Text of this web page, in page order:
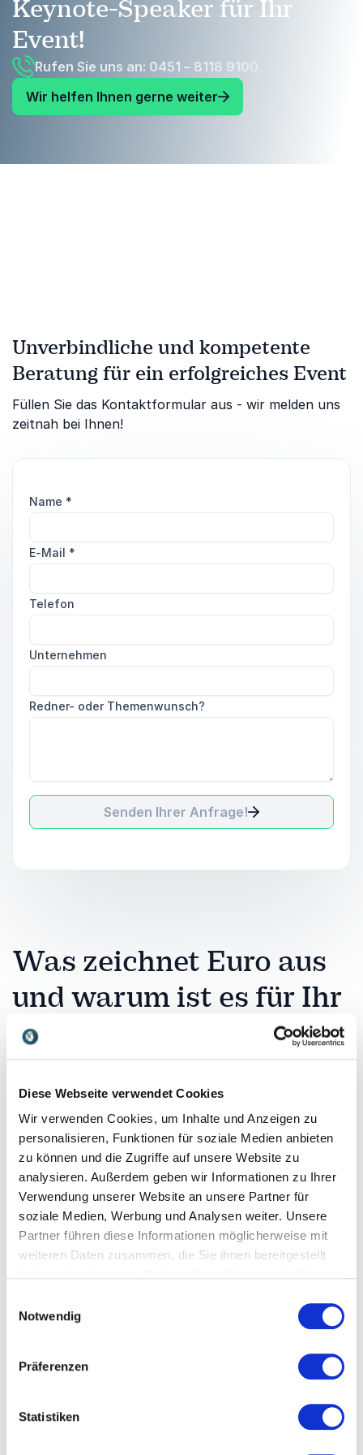
Diese Webseite verwendet Cookies
Wir verwenden Cookies, um Inhalte und Anzeigen zu
personalisieren, Funktionen für soziale Medien anbieten
zu können und die Zugriffe auf unsere Website zu
analysieren. Außerdem geben wir Informationen zu Ihrer
Verwendung unserer Website an unsere Partner für
soziale Medien, Werbung und Analysen weiter. Unsere
Partner führen diese Informationen möglicherweise mit
weiteren Daten zusammen, die Sie ihnen bereitgestellt
Notwendig
Präferenzen
Statistiken
Keynote-Speaker für Ihr
Event!
Rufen Sie uns an: 0451 – 8118 9100
Wir helfen Ihnen gerne weiter
Unverbindliche und kompetente
Beratung für ein erfolgreiches Event
Füllen Sie das Kontaktformular aus - wir melden uns
zeitnah bei Ihnen!
Name *
E-Mail *
Telefon
Unternehmen
Redner- oder Themenwunsch?
Senden Ihrer Anfrage!
Was zeichnet Euro aus
und warum ist es für Ihr
Unternehmen relevant?
beeinflusst Handel, Inflation, Zinssätze, Investitionen
und die wirtschaftliche Stabilität Europas. Für
Unternehmen ist es entscheidend zu verstehen, wie
geldpolitische Entscheidungen, Finanzkrisen oder
geopolitische Entwicklungen den Euroraum
verändern. Ein Vortrag zum Euro vermittelt nicht nur
historisches Wissen, sondern auch aktuelle
Einschätzungen zu Risiken, Chancen und
Zukunftsszenarien. So erhalten Entscheider,
einzuordnen und strategisch zu handeln.
Welche Themen behandeln
unsere Vorträge zum Euro?